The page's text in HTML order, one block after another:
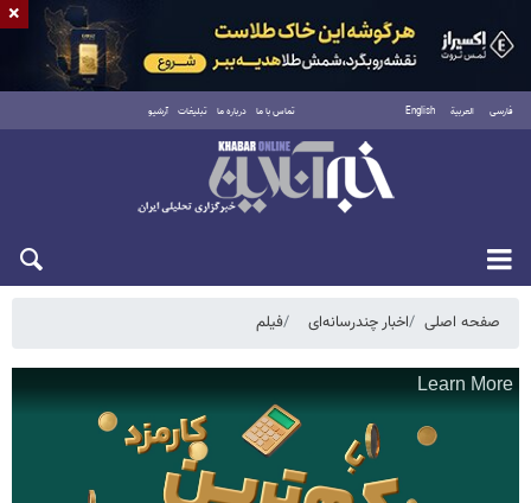
فارسی العربية English تماس با ما درباره ما تبلیغات آرشیو
جمعه ۱۶ مرداد ۱۴۰۵
صفحه اصلی اخبار چندرسانه‌ای فیلم
×